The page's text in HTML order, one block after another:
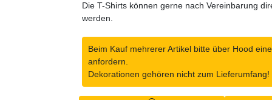
Die T-Shirts können gerne nach Vereinbarung
werden.
Beim Kauf mehrerer Artikel bitte über Hood
anfordern.
Dekorationen gehören nicht zum Lieferumfang!